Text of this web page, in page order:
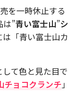
を一時休止する
は”青い富士山”シ
「青い富士山カ
て色と見た目で
チョコクランチ」